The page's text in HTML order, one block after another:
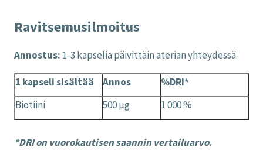
Ravitsemusilmoitus
Annostus: 1-3 kapselia päivittäin aterian yhteydessä.
1 kapseli sisältää Annos
%DRI*
Biotiini
500 µg 1 000 %
*DRI on vuorokautisen saannin vertailuarvo.